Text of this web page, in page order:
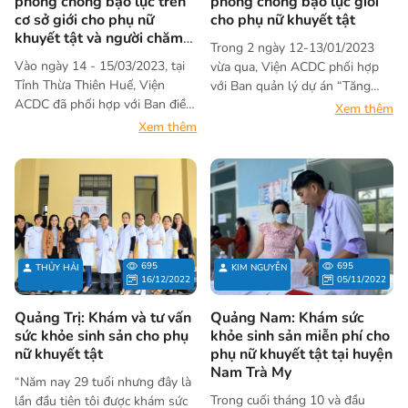
Hoa Kỳ (USAID). Sự kiện diễn ra
với nhiều hoạt động bổ ích liên
quan đến các chính sách của
Nhà nước đối với người khuyết
tật.
cơ sở giới cho phụ nữ
khuyết tật và người chăm
sóc
Vào ngày 14 - 15/03/2023, tại
Tỉnh Thừa Thiên Huế, Viện
ACDC đã phối hợp với Ban điều
phối dự án và các cơ quan liên
phòng chống bạo lực trên cơ sở
giới cho phụ nữ khuyết tật và
người chăm sóc” với sự tham
gia của hơn 60 học viên trên địa
bàn huyện Phú Lộc và Nam
Đông.
Xem thêm
cho phụ nữ khuyết tật
Trong 2 ngày 12-13/01/2023
vừa qua, Viện ACDC phối hợp
với Ban quản lý dự án “Tăng
cường cơ hội và nâng cao vị thế
hoạt động “Tập huấn về phòng
chống bạo lực giới cho phụ nữ
khuyết tật”. Hoạt động nhằm
nâng cao nhận thức, kỹ năng
của của phụ nữ khuyết tật về
phòng chống bạo lực trên cơ sở
giới.
Xem thêm
THỦY HẢI
695
16/12/2022
Quảng Trị: Khám và tư vấn
sức khỏe sinh sản cho phụ
nữ khuyết tật
“Năm nay 29 tuổi nhưng đây là
lần đầu tiên tôi được khám sức
KIM NGUYỄN
695
05/11/2022
Quảng Nam: Khám sức
khỏe sinh sản miễn phí cho
phụ nữ khuyết tật tại huyện
Nam Trà My
Trong cuối tháng 10 và đầu